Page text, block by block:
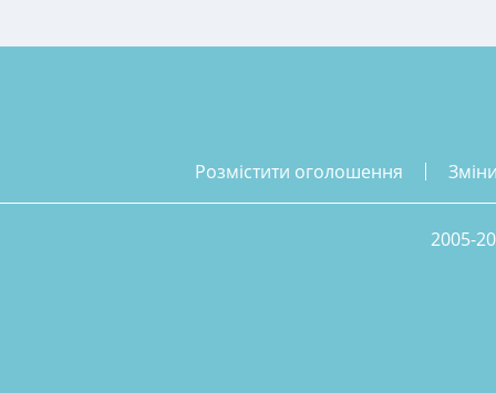
розмістити оголошення
2005-